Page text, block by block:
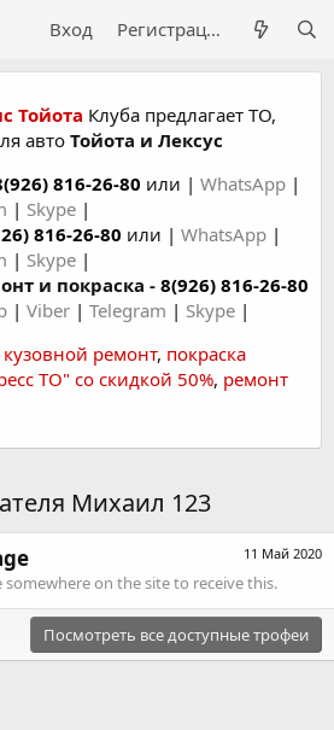
Вход Регистрация
Тойота Клуба предлагает ТО,
авто Тойота и Лексус
816-26-80 или | WhatsApp |
| Skype |
816-26-80 или | WhatsApp |
| Skype |
и покраска - 8(926) 816-26-80
| Viber | Telegram | Skype |
кузовной ремонт, покраска
ТО" со скидкой 50%, ремонт
Михаил 123
11 Май 2020
somewhere on the site to receive this.
Посмотреть все доступные трофеи